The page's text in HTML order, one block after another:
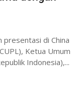
presentasi di China
Ketua Umum
Indonesia),...